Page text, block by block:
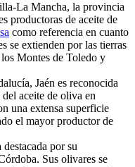
La Mancha, la provincia
productoras de aceite de
como referencia en cuanto
se extienden por las tierras
Montes de Toledo y
Jaén es reconocida
aceite de oliva en
una extensa superficie
el mayor productor de
por su
Sus olivares se